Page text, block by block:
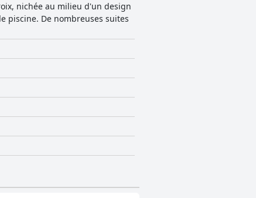
nichée au milieu d'un design
piscine. De nombreuses suites